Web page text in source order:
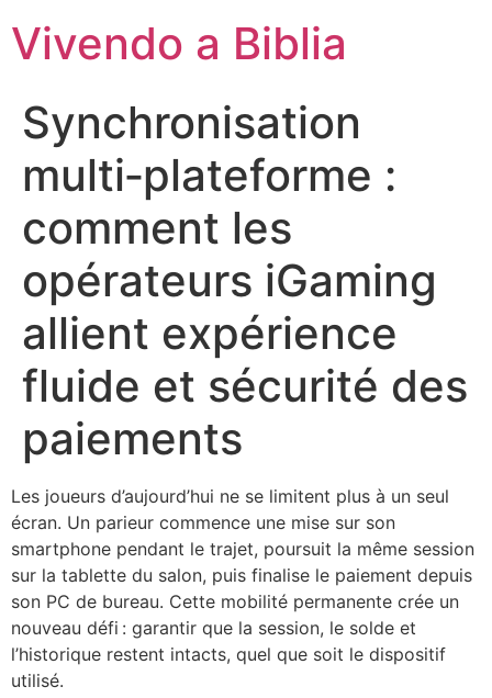
Vivendo a Biblia
Synchronisation
multi‑plateforme :
comment les
opérateurs iGaming
allient expérience
fluide et sécurité des
paiements
Les joueurs d’aujourd’hui ne se limitent plus à un seul
écran. Un parieur commence une mise sur son
smartphone pendant le trajet, poursuit la même session
sur la tablette du salon, puis finalise le paiement depuis
son PC de bureau. Cette mobilité permanente crée un
nouveau défi : garantir que la session, le solde et
l’historique restent intacts, quel que soit le dispositif
utilisé.